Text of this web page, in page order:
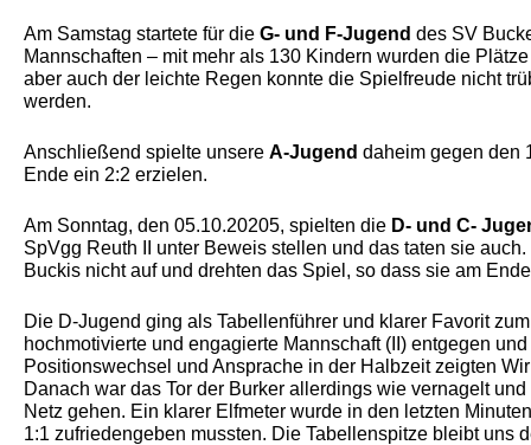
Am Samstag startete für die G- und F-Jugend des SV
Mannschaften – mit mehr als 130 Kindern wurden die
aber auch der leichte Regen konnte die Spielfreude nicht
werden.
Anschließend spielte unsere A-Jugend daheim gegen den
Ende ein 2:2 erzielen.
Am Sonntag, den 05.10.20205, spielten die D- und C-
SpVgg Reuth II unter Beweis stellen und das taten sie
Buckis nicht auf und drehten das Spiel, so dass sie am
Die D-Jugend ging als Tabellenführer und klarer Favorit
hochmotivierte und engagierte Mannschaft (II) entgegen
Positionswechsel und Ansprache in der Halbzeit zeigten
Danach war das Tor der Burker allerdings wie vernagelt
Netz gehen. Ein klarer Elfmeter wurde in den letzten
1:1 zufriedengeben mussten. Die Tabellenspitze bleibt uns